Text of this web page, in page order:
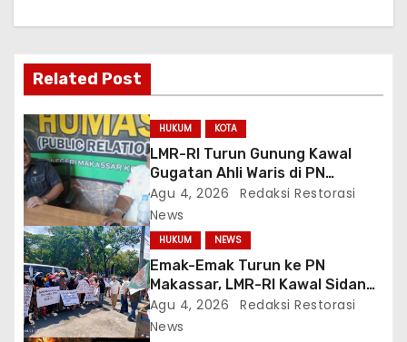
s
i
p
o
s
Related Post
HUKUM KOTA
LMR-RI Turun Gunung Kawal
Gugatan Ahli Waris di PN
Makassar, Humas Buka Tahapan
Persidangan
Agu 4, 2026
Redaksi Restorasi
News
HUKUM NEWS
Emak-Emak Turun ke PN
Makassar, LMR-RI Kawal Sidang
Perdata Nomor
254/Pdt.G/2026/PN Mks
Agu 4, 2026
Redaksi Restorasi
News